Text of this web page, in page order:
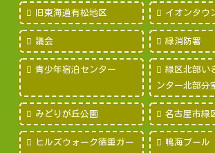
旧東海道有松地区 イオンタウ
議会 緑消防署
青少年宿泊センター
緑区北部い
ンター北部分
みどりが丘公園 名古屋市緑
ヒルズウォーク徳重ガー
鳴海プール